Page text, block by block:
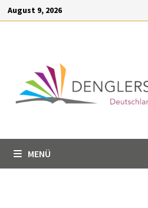
springen
August 9, 2026
MENÜ